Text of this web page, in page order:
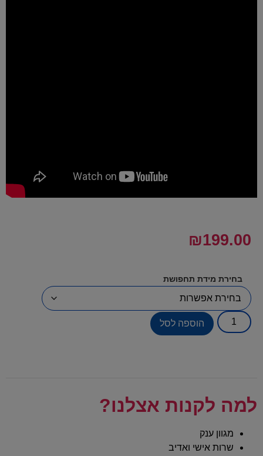
₪199.00
בחירת מידת תחפושת
הוספה לסל
למה לקנות אצלנו?
מגוון ענק
שרות אישי ואדיב